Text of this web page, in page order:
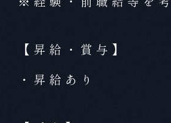
【昇給・賞与】
・昇給あり